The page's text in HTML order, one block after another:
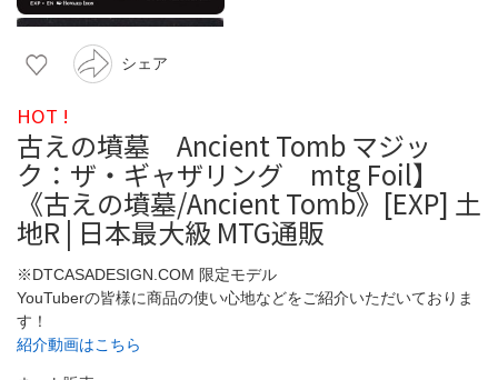
シェア
HOT !
古えの墳墓 Ancient Tomb マジッ
ク：ザ・ギャザリング mtg Foil】
《古えの墳墓/Ancient Tomb》[EXP] 土
地R | 日本最大級 MTG通販
※DTCASADESIGN.COM 限定モデル
YouTuberの皆様に商品の使い心地などをご紹介いただいておりま
す！
紹介動画はこちら